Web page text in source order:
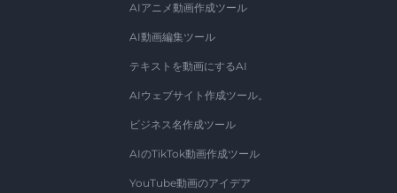
AIアニメ動画作成ツール
AI動画編集ツール
テキストを動画にするAI
AIウェブサイト作成ツール。
ビジネス名作成ツール
AIのTikTok動画作成ツール
YouTube動画のアイデア